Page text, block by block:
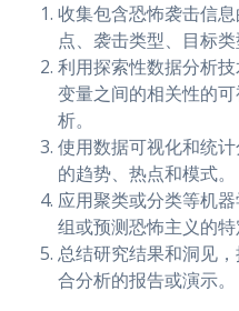
收集包含恐怖袭击信
点、袭击类型、目标类
利用探索性数据分析
变量之间的相关性的
析。
使用数据可视化和统
的趋势、热点和模式。
应用聚类或分类等机
组或预测恐怖主义的特
总结研究结果和洞见
合分析的报告或演示。